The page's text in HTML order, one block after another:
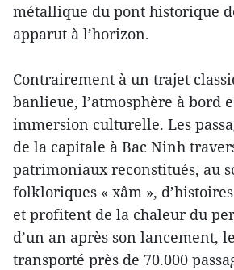
métallique du pont historique
apparut à l’horizon.
Contrairement à un trajet
banlieue, l’atmosphère à bord
immersion culturelle. Les
de la capitale à Bac Ninh
patrimoniaux reconstitués, au
folkloriques « xâm »,
et profitent de la chaleur du
d’un an après son lancement,
transporté près de 70.000